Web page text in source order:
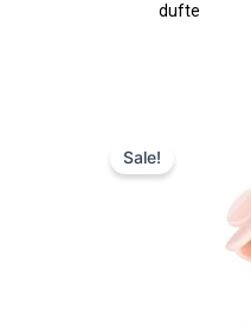
dufte
Sale!